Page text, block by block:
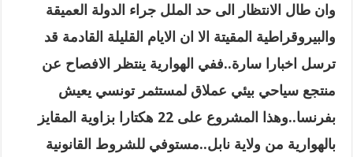
وان طال الانتظار الى حد الملل جراء الدولة العميقة
والبيروقراطية المقيتة الا ان الايام القليلة القادمة قد
ترسل اخبارا سارة..ففي الهوارية ينتظر الافصاح عن
منتجع سياحي بيئي عملاق لمستثمر تونسي يعيش
بفرنسا..وهذا المشروع على 22 هكتارا بزاوية المقايز
بالهوارية من ولاية نابل..مستوفي للشروط القانونية